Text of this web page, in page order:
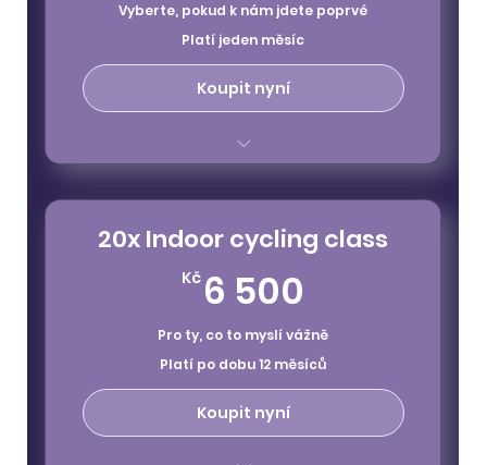
Vyberte, pokud k nám jdete poprvé
Platí jeden měsíc
Koupit nyní
platnost 1 měsíc
nelze uplatnit na special class
20x Indoor cycling class
Kč 6 500
Pro ty, co to myslí vážně
Platí po dobu 12 měsíců
Koupit nyní